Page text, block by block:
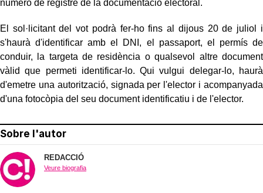
número de registre de la documentació electoral.
El sol·licitant del vot podrà fer-ho fins al dijous 20 de juliol i
s'haurà d'identificar amb el DNI, el passaport, el permís de
conduir, la targeta de residència o qualsevol altre document
vàlid que permeti identificar-lo. Qui vulgui delegar-lo, haurà
d'emetre una autorització, signada per l'elector i acompanyada
d'una fotocòpia del seu document identificatiu i de l'elector.
Sobre l'autor
REDACCIÓ
Veure biografia